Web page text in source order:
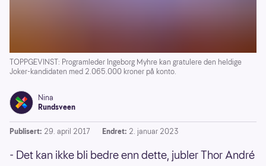
TOPPGEVINST: Programleder Ingeborg Myhre kan gratulere den heldige
Joker-kandidaten med 2.065.000 kroner på konto.
Nina
Rundsveen
Publisert: 29. april 2017 Endret: 2. januar 2023
- Det kan ikke bli bedre enn dette, jubler Thor André